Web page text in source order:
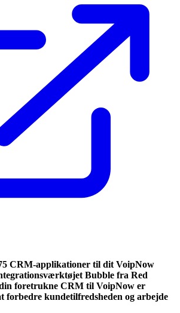
CRM-applikationer til dit VoipNow
Bubble fra Red
foretrukne CRM til VoipNow er
forbedre kundetilfredsheden og arbejde